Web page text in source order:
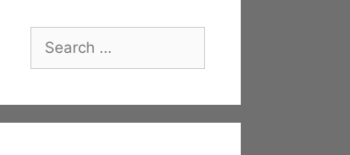
Search
for: